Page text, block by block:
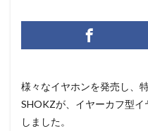
様々なイヤホンを発売し、
SHOKZが、イヤーカフ型イ
しました。